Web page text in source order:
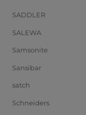
SADDLER
SALEWA
Samsonite
Sansibar
satch
Schneiders